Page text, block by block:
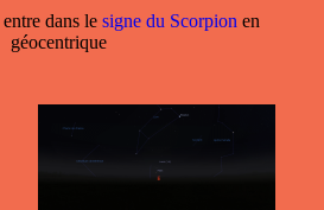
entre dans le signe du Scorpion en
géocentrique